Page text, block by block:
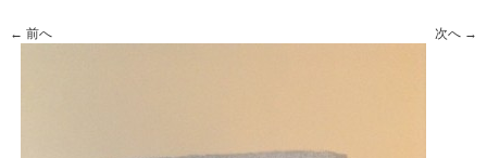
← 前へ 次へ →